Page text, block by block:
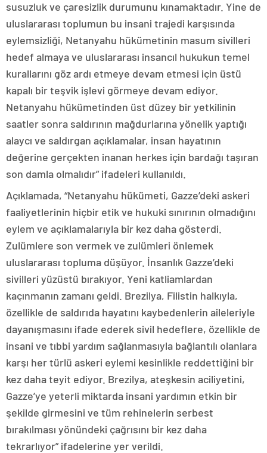
susuzluk ve çaresizlik durumunu kınamaktadır. Yine de
uluslararası toplumun bu insani trajedi karşısında
eylemsizliği, Netanyahu hükümetinin masum sivilleri
hedef almaya ve uluslararası insancıl hukukun temel
kurallarını göz ardı etmeye devam etmesi için üstü
kapalı bir teşvik işlevi görmeye devam ediyor.
Netanyahu hükümetinden üst düzey bir yetkilinin
saatler sonra saldırının mağdurlarına yönelik yaptığı
alaycı ve saldırgan açıklamalar, insan hayatının
değerine gerçekten inanan herkes için bardağı taşıran
son damla olmalıdır” ifadeleri kullanıldı.
Açıklamada, “Netanyahu hükümeti, Gazze’deki askeri
faaliyetlerinin hiçbir etik ve hukuki sınırının olmadığını
eylem ve açıklamalarıyla bir kez daha gösterdi.
Zulümlere son vermek ve zulümleri önlemek
uluslararası topluma düşüyor. İnsanlık Gazze’deki
sivilleri yüzüstü bırakıyor. Yeni katliamlardan
kaçınmanın zamanı geldi. Brezilya, Filistin halkıyla,
özellikle de saldırıda hayatını kaybedenlerin aileleriyle
dayanışmasını ifade ederek sivil hedeflere, özellikle de
insani ve tıbbi yardım sağlanmasıyla bağlantılı olanlara
karşı her türlü askeri eylemi kesinlikle reddettiğini bir
kez daha teyit ediyor. Brezilya, ateşkesin aciliyetini,
Gazze’ye yeterli miktarda insani yardımın etkin bir
şekilde girmesini ve tüm rehinelerin serbest
bırakılması yönündeki çağrısını bir kez daha
tekrarlıyor” ifadelerine yer verildi.